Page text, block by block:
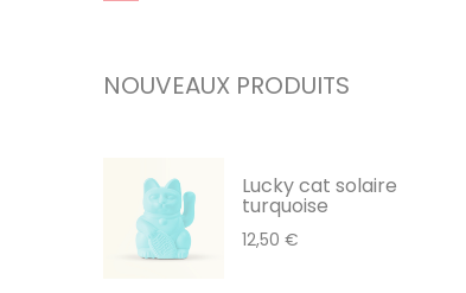
NOUVEAUX PRODUITS
Lucky cat solaire
turquoise
12,50 €